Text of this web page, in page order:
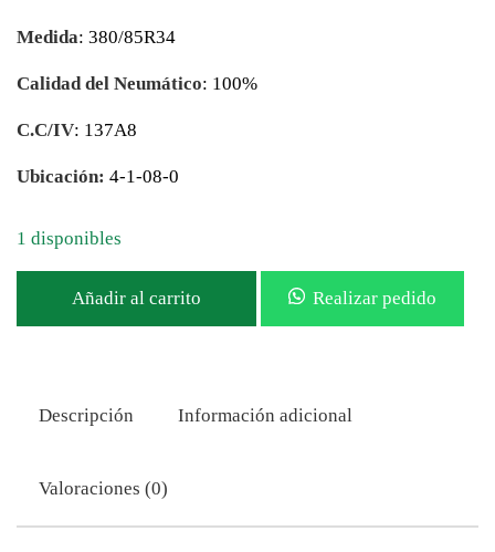
Medida: 380/85R34
Calidad del Neumático: 100%
C.C/IV: 137A8
Ubicación: 4-1-08-0
1 disponibles
Añadir al carrito Realizar pedido
Descripción Información adicional
Valoraciones (0)